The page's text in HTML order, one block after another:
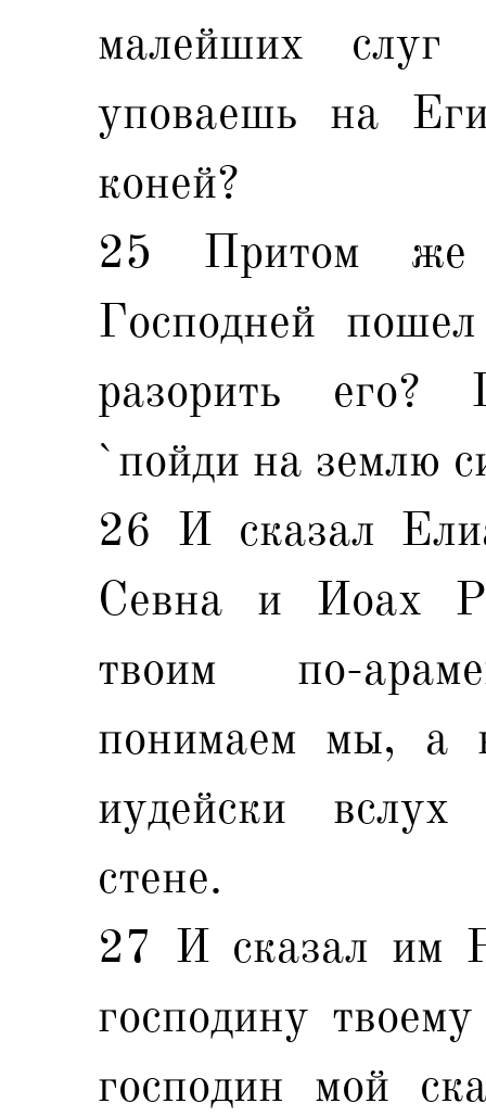
малейших слуг
уповаешь на
коней?
25 Притом
Господней
разорить его?
`пойди на землю
26 И сказал
Севна и Иоах
твоим по-
понимаем мы, а
иудейски
стене.
27 И сказал им
господину
господин мой